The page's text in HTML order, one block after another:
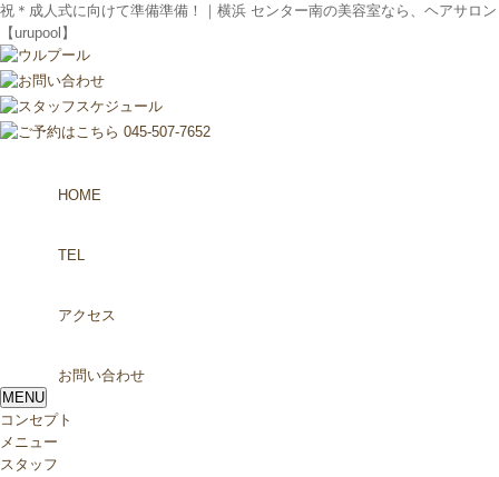
祝＊成人式に向けて準備準備！｜横浜 センター南の美容室なら、ヘアサロン
【urupool】
HOME
TEL
アクセス
お問い合わせ
MENU
コンセプト
メニュー
スタッフ